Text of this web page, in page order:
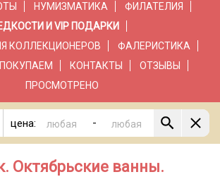
НУМИЗМАТИКА
ФИЛАТЕЛИЯ
И VIP ПОДАРКИ
КОЛЛЕКЦИОНЕРОВ
ФАЛЕРИСТИКА
КОНТАКТЫ
ОТЗЫВЫ
ПРОСМОТРЕНО
цена: -
Октябрьские ванны.